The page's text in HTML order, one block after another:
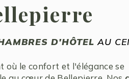
D'HÔTEL AU
où le confort et l'élégance se